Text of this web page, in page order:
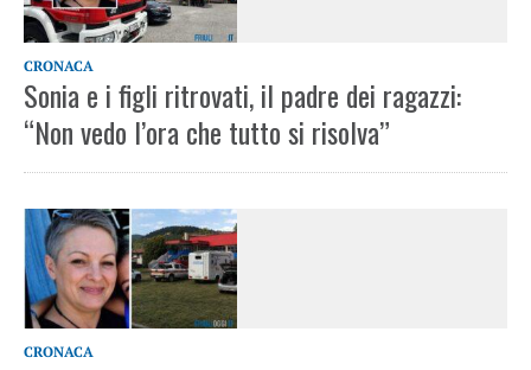
CRONACA
Sonia e i figli ritrovati, il padre dei ragazzi:
“Non vedo l’ora che tutto si risolva”
CRONACA